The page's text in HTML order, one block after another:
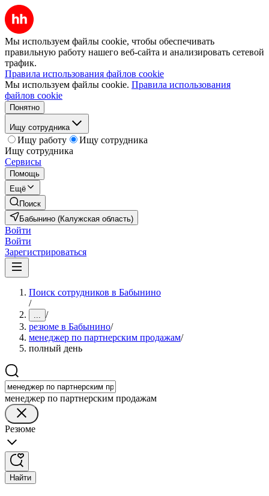
Мы используем файлы cookie, чтобы обеспечивать
правильную работу нашего веб-сайта и анализировать сетевой
трафик.
Правила использования файлов cookie
Мы используем файлы cookie. Правила использования
файлов cookie
Понятно
Ищу сотрудника
Ищу работу
Ищу сотрудника
Ищу сотрудника
Сервисы
Помощь
Ещё
Поиск
Бабынино (Калужская область)
Войти
Войти
Зарегистрироваться
Поиск сотрудников в Бабынино
/
... /
резюме в Бабынино/
менеджер по партнерским продажам/
полный день
менеджер по партнерским продажам
Резюме
Найти